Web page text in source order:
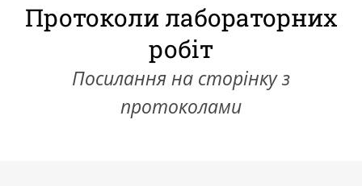
Протоколи лабораторних
робіт
Посилання на сторінку з
протоколами